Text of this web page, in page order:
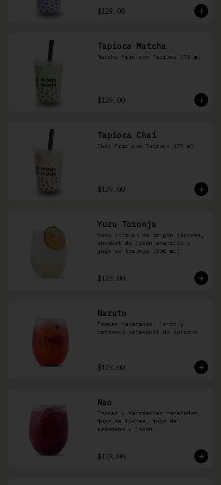
$129.00
Tapioca Matcha
Matcha Frío con Tapioca 473 ml
$129.00
Tapioca Chai
Chai Frío con Tapioca 473 ml
$129.00
Yuzu Toronja
Yuzu cítrico de origen japonés,
sherbet de limón amarillo y
jugo de toronja (300 ml)
$123.00
Naruto
Fresas maceradas, limón y
refresco artesanal de durazno
$123.00
Nao
Fresas y zarzamoras maceradas,
jugo de lychee, jugo de
arándano y limón.
$123.00